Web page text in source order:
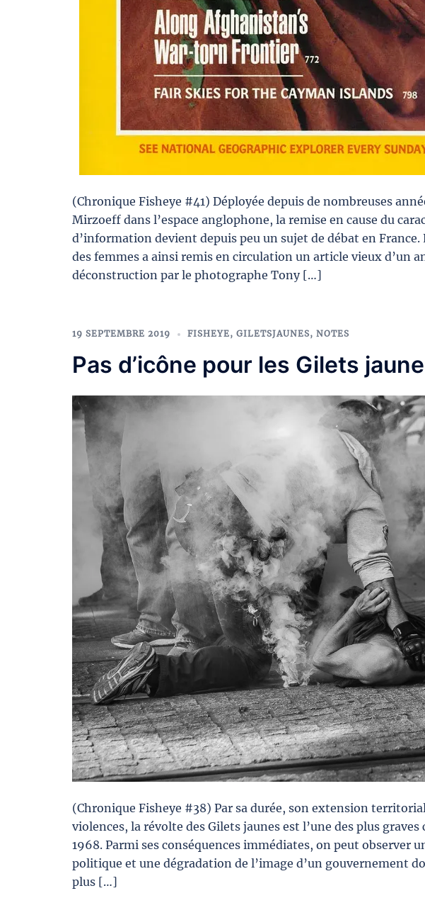
(Chronique Fisheye #41) Déployée depuis de nombreuses
Mirzoeff dans l’espace anglophone, la remise en cause du
d’information devient depuis peu un sujet de débat en
des femmes a ainsi remis en circulation un article vieux d’un
déconstruction par le photographe Tony […]
19 SEPTEMBRE 2019 FISHEYE, GILETSJAUNES, NOTES
Pas d’icône pour les Gilets
(Chronique Fisheye #38) Par sa durée, son extension
violences, la révolte des Gilets jaunes est l’une des plus
1968. Parmi ses conséquences immédiates, on peut observer
politique et une dégradation de l’image d’un gouvernement
plus […]